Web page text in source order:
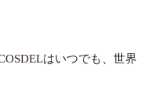
はいつでも、世界